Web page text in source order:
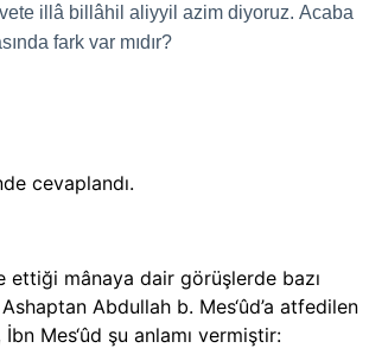
illâ billâhil aliyyil azim diyoruz. Acaba
fark var mıdır?
cevaplandı.
ettiği mânaya dair görüşlerde bazı
Ashaptan Abdullah b. Mes‘ûd’a atfedilen
Mes‘ûd şu anlamı vermiştir: